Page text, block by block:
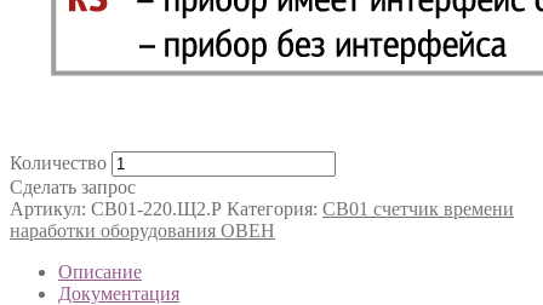
Количество
Сделать запрос
Артикул: СВ01-220.Щ2.Р Категория: СВ01 счетчик времени
наработки оборудования ОВЕН
Описание
Документация